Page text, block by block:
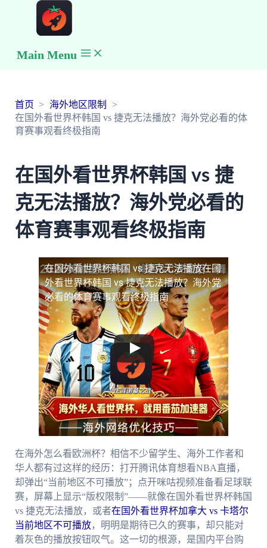
Main Menu
首页
海外地区限制
在国外看世界杯韩国 vs 捷克无法播放？海外党必看的体
育赛事观看终极指南
在国外看世界杯韩国 vs 捷
克无法播放？海外党必看的
体育赛事观看终极指南
在国外看世界杯韩国 vs 捷克无法播放在国
外看世界杯韩国 vs 捷克无法播放？海外党
必看的体育赛事观看终极指南
在海外怎么看欧洲杯？相信不少留学生、海外工作者和
华人都有过这样的经历：打开腾讯体育想看NBA直播，
却弹出“当前地区不可播放”；点开咪咕视频准备看足球联
赛，屏幕上显示“版权限制”——就像在国外看世界杯韩国
vs 捷克无法播放，或者在国外看世界杯加拿大 vs 卡塔尔
当前地区不可播放，明明是期待已久的赛事，却只能对
着灰色的播放按钮叹气。这一切的根源，是国内平台购